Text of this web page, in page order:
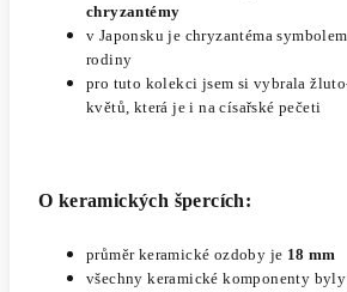
chryzantémy
v Japonsku je chryzantéma
rodiny
pro tuto kolekci jsem si vybrala
květů, která je i na císařské pečeti
O keramických špercích:
průměr keramické ozdoby je 18 mm
všechny keramické komponenty